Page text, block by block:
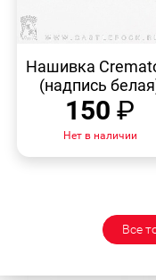
ПРОСМОТР
Нашивка
(надпись
150 ₽
Нет в наличии
Все